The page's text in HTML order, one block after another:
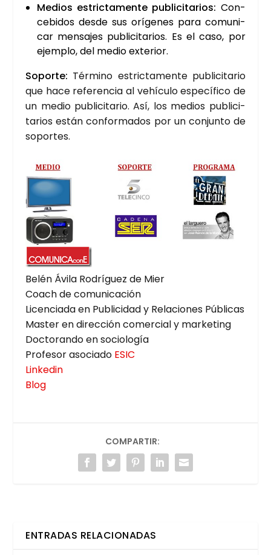
Medios estric­ta­men­te publi­ci­ta­rios: Con­
ce­bi­dos des­de sus orí­ge­nes para comu­ni­
car men­sa­jes publi­ci­ta­rios. Es el caso, por
ejem­plo, del medio exte­rior.
Sopor­te: Tér­mino estric­ta­men­te publi­ci­ta­rio
que hace refe­ren­cia al vehícu­lo espe­cí­fi­co de
un medio publi­ci­ta­rio. Así, los medios publi­ci­
ta­rios están con­for­ma­dos por un con­jun­to de
sopor­tes.
Belén Ávi­la Rodrí­guez de Mier
Coach de comu­ni­ca­ción
Licen­cia­da en Publi­ci­dad y Rela­cio­nes Públi­cas
Mas­ter en direc­ción comer­cial y mar­ke­ting
Doc­to­ran­do en socio­lo­gía
Pro­fe­sor aso­cia­do ESIC
Lin­ke­din
Blog
COMPARTIR:
ENTRADAS RELACIONADAS